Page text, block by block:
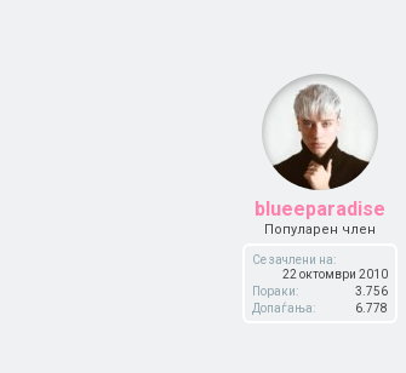
blueeparadise
Популарен член
Се зачлени на:
22 октомври 2010
Пораки:
3.756
Допаѓања:
6.778